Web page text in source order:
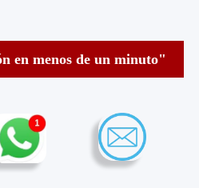
en menos de un minuto"